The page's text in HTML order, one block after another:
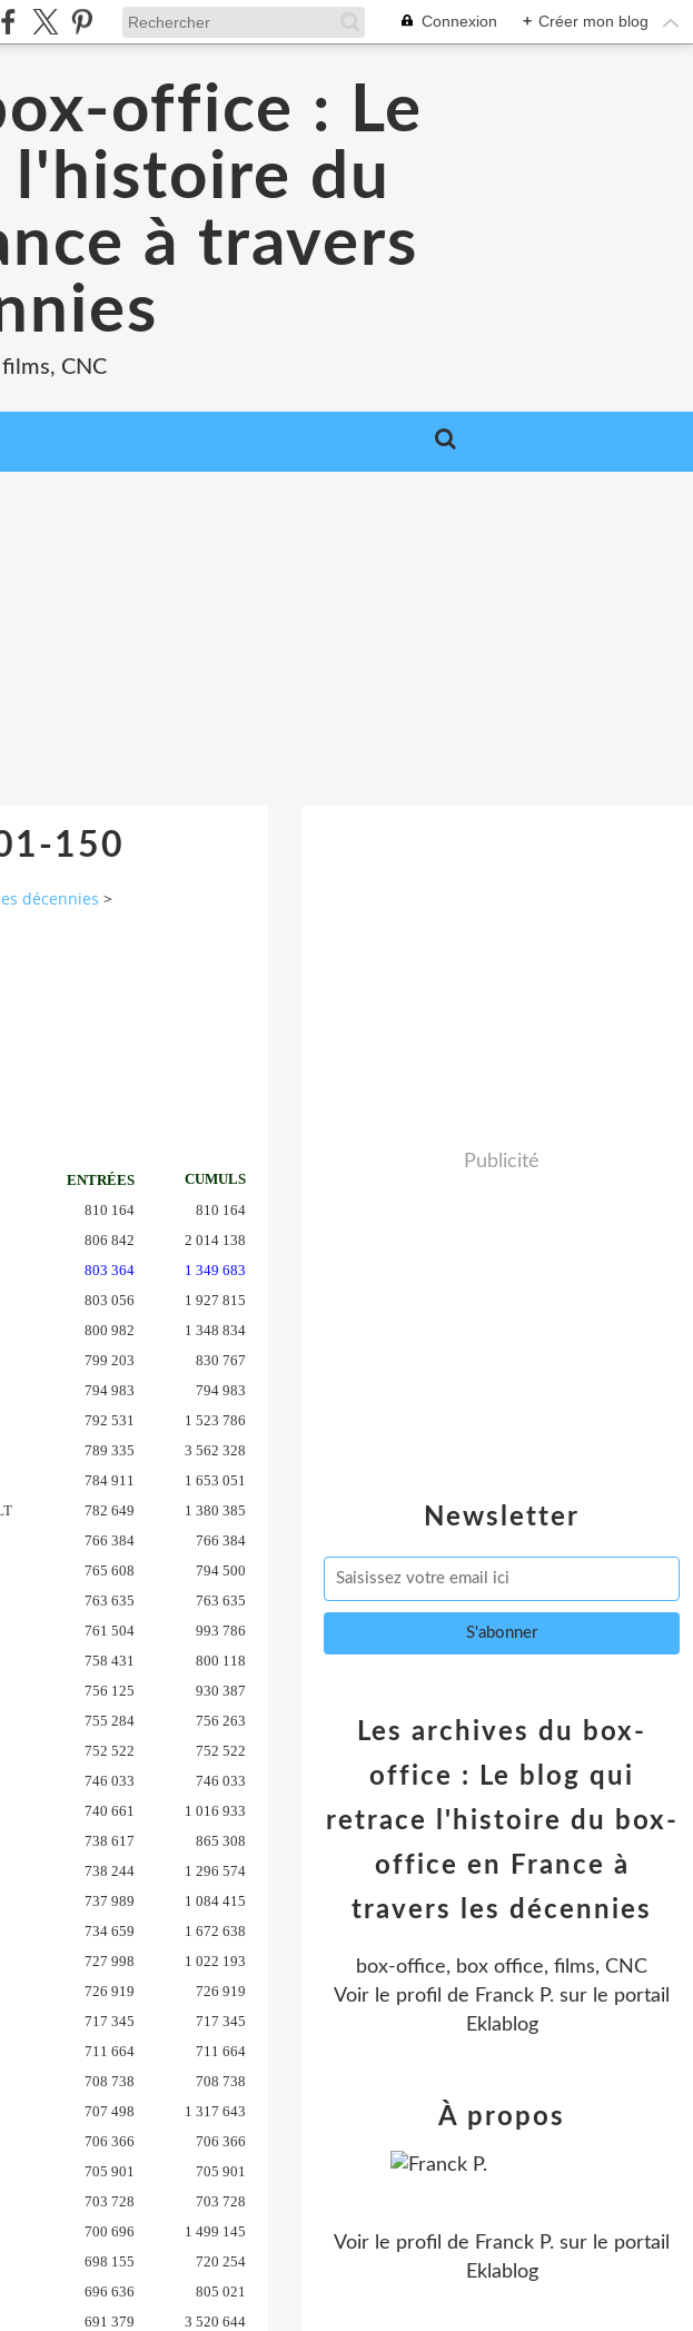
Connexion + Créer mon blog
office : Le
l'histoire du
à travers
CNC
150
décennies >
ENTRÉES
CUMULS
810 164
810 164
806 842
2 014 138
803 364
1 349 683
803 056
1 927 815
800 982
1 348 834
799 203
830 767
794 983
794 983
792 531
1 523 786
789 335
3 562 328
784 911
1 653 051
782 649
1 380 385
766 384
766 384
765 608
794 500
763 635
763 635
761 504
993 786
758 431
800 118
756 125
930 387
755 284
756 263
752 522
752 522
746 033
746 033
740 661
1 016 933
738 617
865 308
738 244
1 296 574
737 989
1 084 415
734 659
1 672 638
727 998
1 022 193
726 919
726 919
717 345
717 345
711 664
711 664
708 738
708 738
707 498
1 317 643
706 366
706 366
705 901
705 901
703 728
703 728
700 696
1 499 145
698 155
720 254
696 636
805 021
691 379
3 520 644
Newsletter
Publicité
Les archives du box-
office : Le blog qui
retrace l'histoire du box-
office en France à
travers les décennies
box-office, box office, films, CNC
Voir le profil de Franck P. sur le portail
Eklablog
À propos
Voir le profil de Franck P. sur le portail
Eklablog